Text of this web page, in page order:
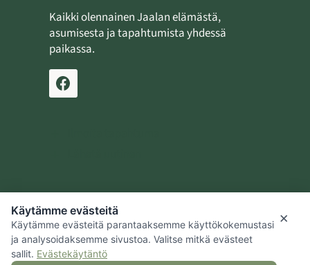
Kaikki olennainen Jaalan elämästä,
asumisesta ja tapahtumista yhdessä
paikassa.
Jaalan kotiseutusäätiö
Kouvolan kaupunki
×
Käytämme evästeitä
Käytämme evästeitä parantaaksemme käyttökokemustasi
ja analysoidaksemme sivustoa. Valitse mitkä evästeet
sallit. Evästekäytäntö